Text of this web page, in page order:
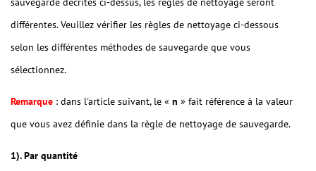
différentes. Veuillez vérifier les règles de nettoyage ci-dessous
selon les différentes méthodes de sauvegarde que vous
sélectionnez.
Remarque : dans l'article suivant, le « n » fait référence à la valeur
que vous avez définie dans la règle de nettoyage de sauvegarde.
1). Par quantité